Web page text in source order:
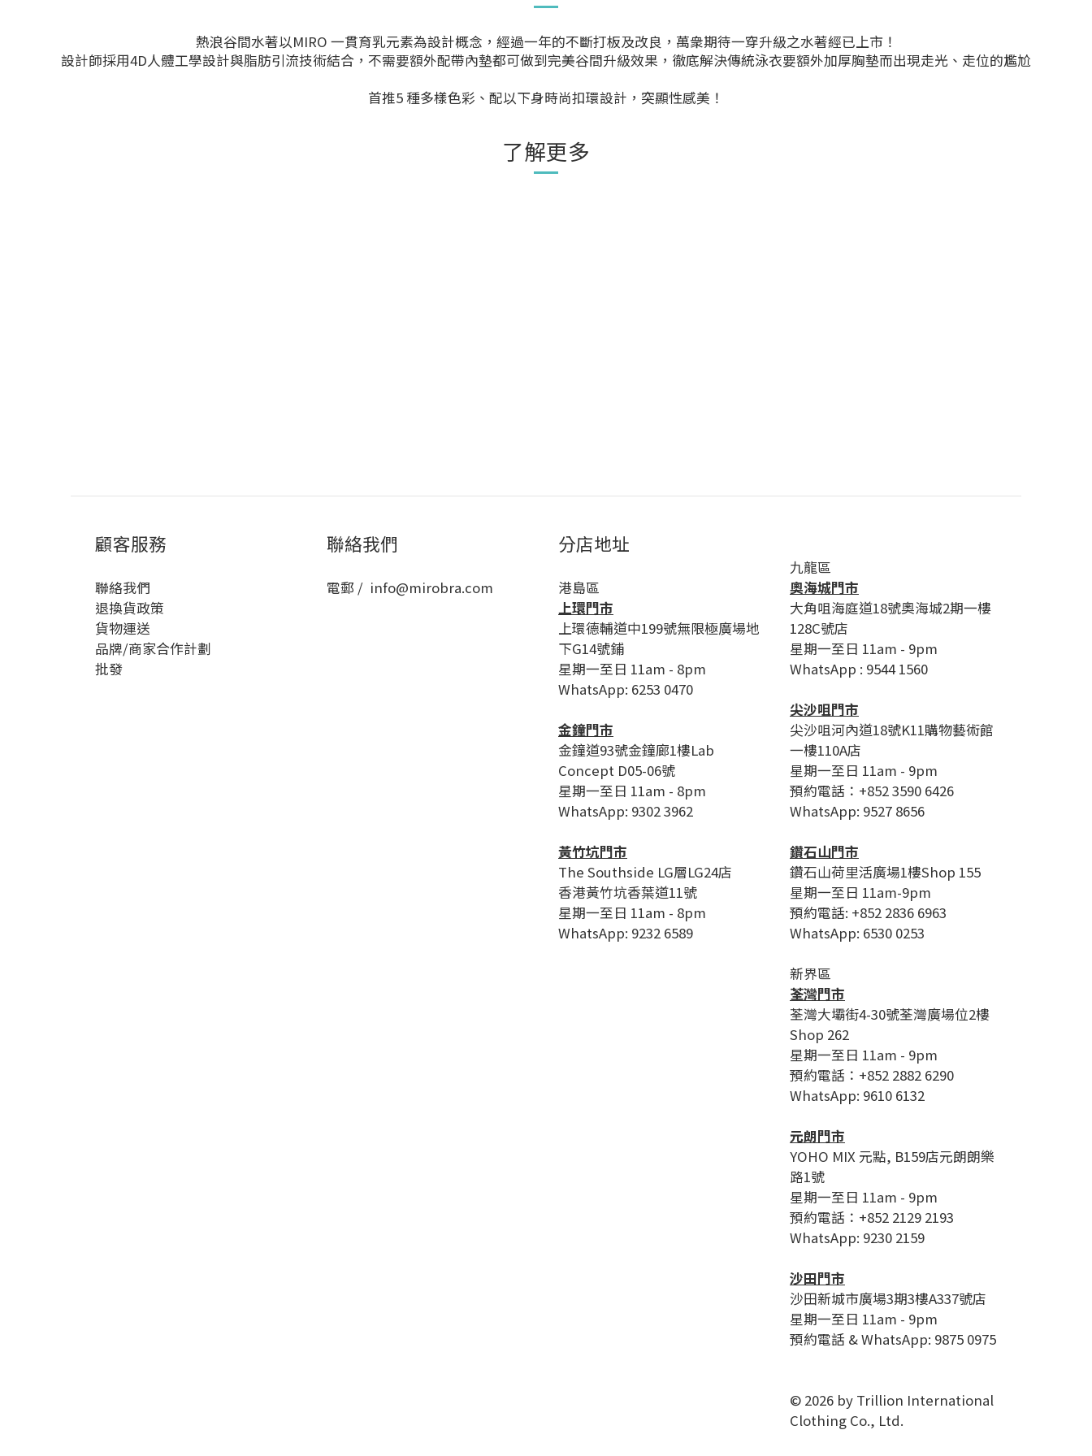
熱浪谷間水著以MIRO 一貫育乳元素為設計概念，經過一年的不斷打板及改良，萬衆期待一穿升級之水著經已上市！
設計師採用4D人體工學設計與脂肪引流技術結合，不需要額外配帶內墊都可做到完美谷間升級效果，徹底解決傳統泳衣要額外加厚胸墊而出現走光、走位的尷尬
首推5 種多樣色彩、配以下身時尚扣環設計，突顯性感美！
了解更多
顧客服務
聯絡我們
退換貨政策
貨物運送
品牌/商家合作計劃
批發
聯絡我們
電郵 / info@mirobra.com
分店地址
港島區
上環門市
上環德輔道中199號無限極廣場地
下G14號鋪
星期一至日 11am - 8pm
WhatsApp: 6253 0470
金鐘門市
金鐘道93號金鐘廊1樓Lab
Concept D05-06號
星期一至日 11am - 8pm
WhatsApp: 9302 3962
黃竹坑門市
The Southside LG層LG24店
香港黃竹坑香葉道11號
星期一至日 11am - 8pm
WhatsApp: 9232 6589
九龍區
奧海城門市
大角咀海庭道18號奧海城2期一樓
128C號店
星期一至日 11am - 9pm
WhatsApp : 9544 1560
尖沙咀門市
尖沙咀河內道18號K11購物藝術館
一樓110A店
星期一至日 11am - 9pm
預約電話：+852 3590 6426
WhatsApp: 9527 8656
鑽石山門市
鑽石山荷里活廣場1樓Shop 155
星期一至日 11am-9pm
預約電話: +852 2836 6963
WhatsApp: 6530 0253
新界區
荃灣門市
荃灣大壩街4-30號荃灣廣場位2樓
Shop 262
星期一至日 11am - 9pm
預約電話：+852 2882 6290
WhatsApp: 9610 6132
元朗門市
YOHO MIX 元點, B159店元朗朗樂
路1號
星期一至日 11am - 9pm
預約電話：+852 2129 2193
WhatsApp: 9230 2159
沙田門市
沙田新城市廣場3期3樓A337號店
星期一至日 11am - 9pm
預約電話 & WhatsApp: 9875 0975
© 2026 by Trillion International
Clothing Co., Ltd.